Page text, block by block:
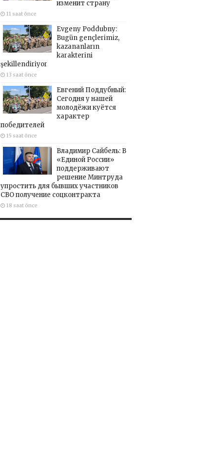
изменит страну
11 saat önce
Evgeny Poddubny:
Bugün gençlerimiz,
kazananların
karakterini
şekillendiriyor
13 saat önce
Евгений Поддубный:
Сегодня у нашей
молодёжи куётся
характер
победителей
15 saat önce
Владимир Сайбель: В
«Единой России»
поддерживают
решение Минтруда
упростить для бывших участников
СВО получение соцконтракта
18 saat önce